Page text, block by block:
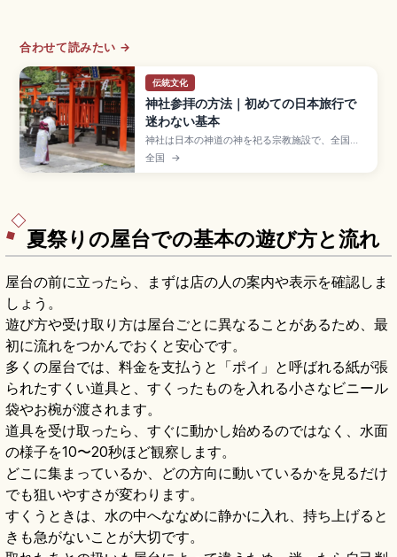
合わせて読みたい →
伝統文化
神社参拝の方法｜初めての日本旅行で
迷わない基本
神社は日本の神道の神を祀る宗教施設で、全国に
約8万社あるとされる。参拝の基本は「鳥居をくぐ
る→手水舎で清める→拝殿で参拝」の3ステップ。
全国 →
夏祭りの屋台での基本の遊び方と流れ
屋台の前に立ったら、まずは店の人の案内や表示を確認しま
しょう。
遊び方や受け取り方は屋台ごとに異なることがあるため、最
初に流れをつかんでおくと安心です。
多くの屋台では、料金を支払うと「ポイ」と呼ばれる紙が張
られたすくい道具と、すくったものを入れる小さなビニール
袋やお椀が渡されます。
道具を受け取ったら、すぐに動かし始めるのではなく、水面
の様子を10〜20秒ほど観察します。
どこに集まっているか、どの方向に動いているかを見るだけ
でも狙いやすさが変わります。
すくうときは、水の中へななめに静かに入れ、持ち上げると
きも急がないことが大切です。